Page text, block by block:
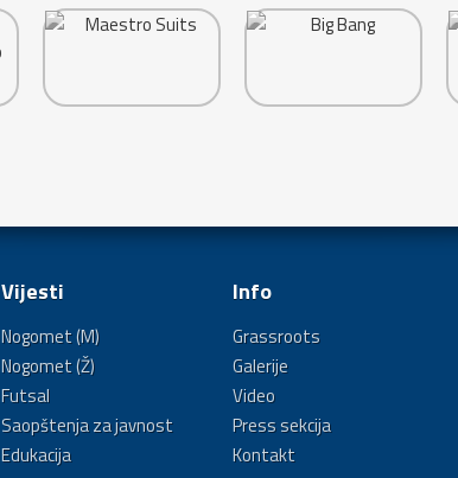
Vijesti
Nogomet (M)
Nogomet (Ž)
Futsal
Saopštenja za javnost
Edukacija
Info
Grassroots
Galerije
Video
Press sekcija
Kontakt